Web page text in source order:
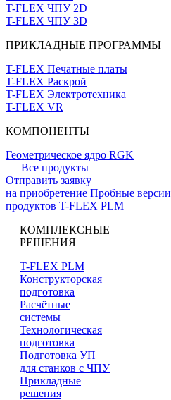
T-FLEX ЧПУ 2D
T-FLEX ЧПУ 3D
ПРИКЛАДНЫЕ ПРОГРАММЫ
T-FLEX Печатные платы
T-FLEX Раскрой
T-FLEX Электротехника
T-FLEX VR
КОМПОНЕНТЫ
Геометрическое ядро RGK
Все продукты
Отправить заявку
на приобретение Пробные версии
продуктов T-FLEX PLM
КОМПЛЕКСНЫЕ
РЕШЕНИЯ
T-FLEX PLM
Конструкторская
подготовка
Расчётные
системы
Технологическая
подготовка
Подготовка УП
для станков с ЧПУ
Прикладные
решения